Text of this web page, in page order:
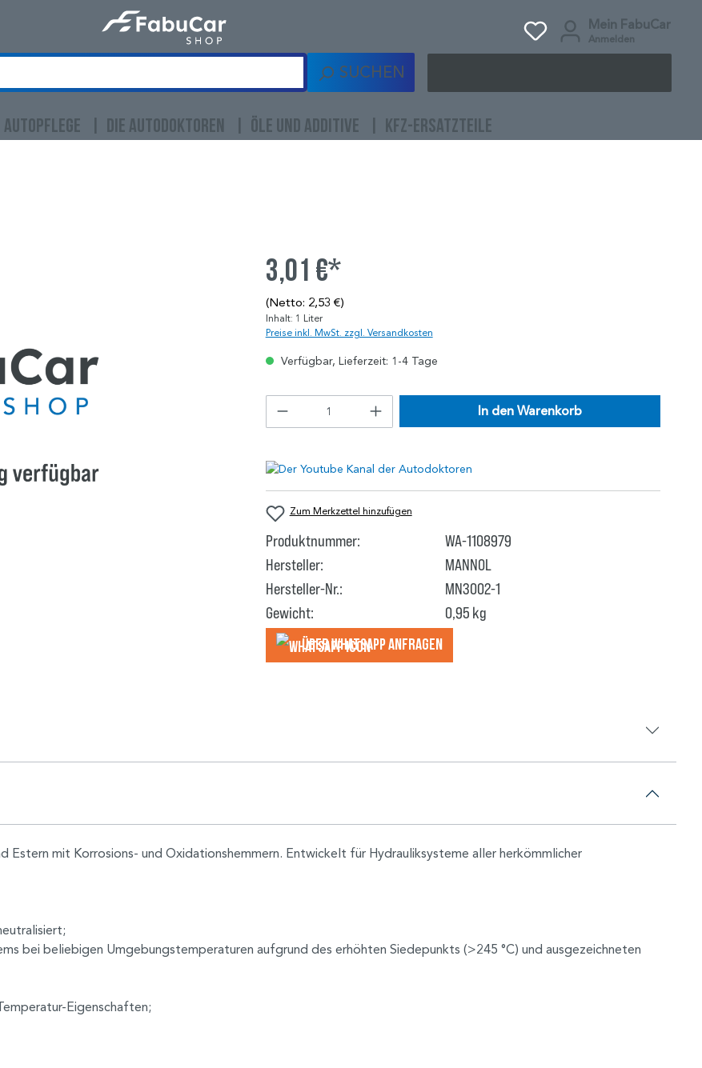
Mein FabuCar
Anmelden
SUCHEN
AUTOPFLEGE DIE AUTODOKTOREN ÖLE UND ADDITIVE KFZ-ERSATZTEILE
3,01 €*
(Netto: 2,53 €)
Inhalt: 1 Liter
Preise inkl. MwSt. zzgl. Versandkosten
Verfügbar, Lieferzeit: 1-4 Tage
In den Warenkorb
Zum Merkzettel hinzufügen
Produktnummer:
WA-1108979
Hersteller:
MANNOL
Hersteller-Nr.:
MN3002-1
Gewicht:
0,95 kg
Über WhatsApp anfragеn
mit Korrosions- und Oxidationshemmern. Entwickelt für Hydrauliksysteme aller herkömmlicher
bei beliebigen Umgebungstemperaturen aufgrund des erhöhten Siedepunkts (>245 °C) und ausgezeichneten
Eigenschaften;